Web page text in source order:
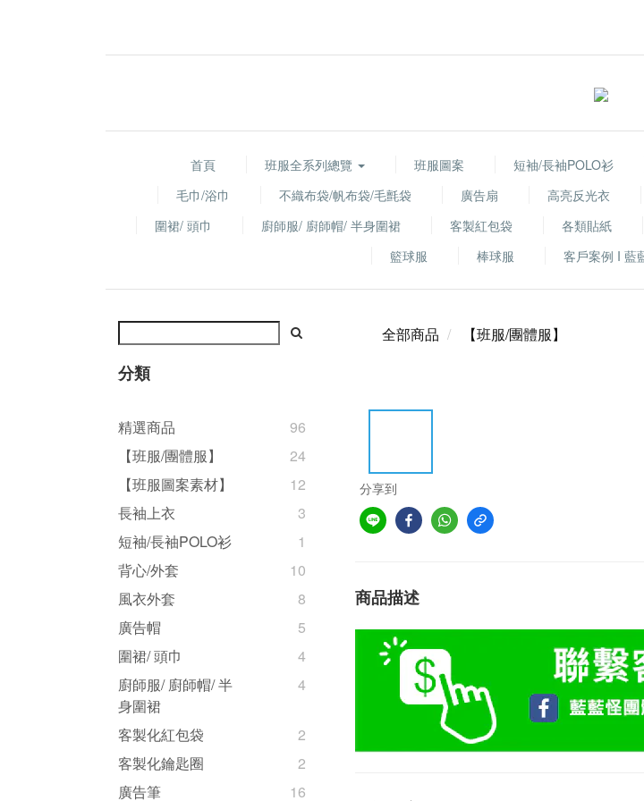
首頁 班服全系列總覽 班服圖案 短袖/長袖POLO衫
毛巾/浴巾
不織布袋/帆布袋/毛氈袋 廣告扇 高亮反光衣
圍裙/ 頭巾
廚師服/ 廚師帽/ 半身圍裙 客製紅包袋 各類貼紙
籃球服
棒球服 客戶案例 I 藍
分類
精選商品
96
【班服/團體服】
24
【班服圖案素材】
12
長袖上衣
3
短袖/長袖POLO衫
1
背心/外套
10
風衣外套
8
廣告帽
5
圍裙/ 頭巾
4
廚師服/ 廚師帽/ 半
身圍裙
4
客製化紅包袋
2
客製化鑰匙圈
2
廣告筆
16
全部商品 【班服/團體服】
分享到
商品描述